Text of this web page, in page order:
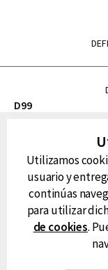
D99
FM Tu
RG Deportiva
Classic FM
Utilizamos
usuario y
continúas
para utilizar
de cookies.